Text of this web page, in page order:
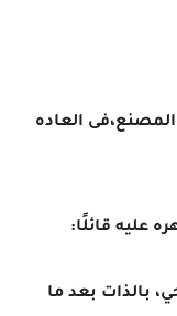
العاده
عليه قائلًا:
بالذات بعد ما